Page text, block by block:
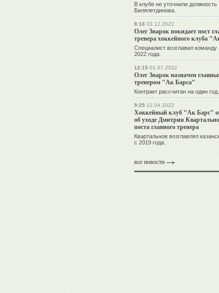
В клубе не уточнили должность
Билялетдинова.
8:1603.12.2022
Олег Знарок покидает пост
тренера хоккейного клуба
Специалист возглавил
2022 года.
12:1501.07.2022
Олег Знарок назначен
тренером "Ак Барса"
Контракт рассчитан на один год.
9:2512.04.2022
Хоккейный клуб "Ак Барс"
об уходе Дмитрия
поста главного тренера
Квартальнов возглавлял
с 2019 года.
все новости